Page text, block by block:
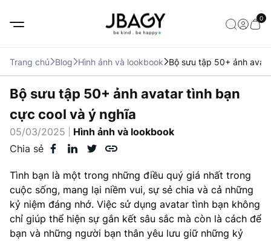
0
Trang chủ Blog Hình ảnh và lookbook Bộ sưu tập 50+ ảnh
Bộ sưu tập 50+ ảnh avatar tình bạn
cực cool và ý nghĩa
05/03/2025
Hình ảnh và lookbook
Chia sẻ
Tình bạn là một trong những điều quý giá nhất trong
cuộc sống, mang lại niềm vui, sự sẻ chia và cả những
kỷ niệm đáng nhớ. Việc sử dụng avatar tình bạn không
chỉ giúp thể hiện sự gắn kết sâu sắc mà còn là cách để
bạn và những người bạn thân yêu lưu giữ những kỷ